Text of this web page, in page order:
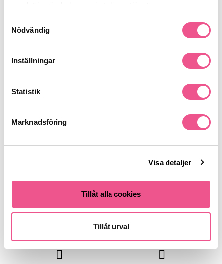
samlat in när du har använt deras tjänster.
Nödvändig
Inställningar
Statistik
Marknadsföring
Visa detaljer
Tillåt alla cookies
Tillåt urval
Parfym Köp herrparfym Parfym